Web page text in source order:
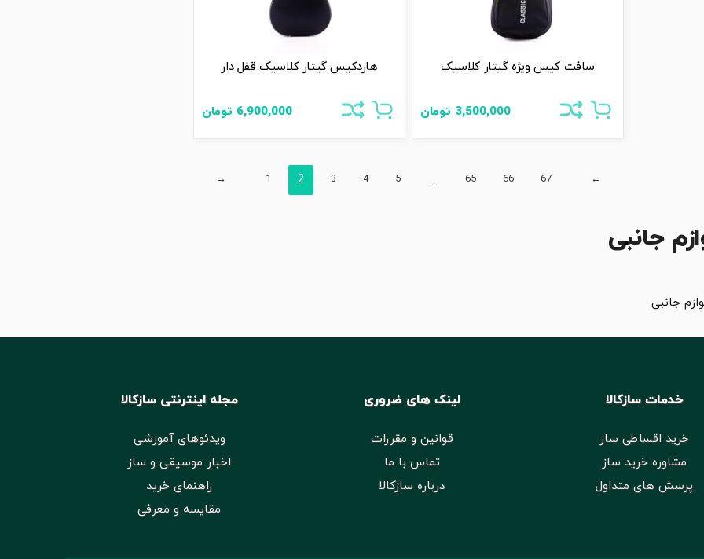
سافت کیس ویژه گیتار کلاسیک
3,500,000 تومان
هاردکیس گیتار کلاسیک قفل دار
6,900,000 تومان
→ 1 2 3 4 5 … 65 66 67 ←
جانبی
جانبی
خدمات سازکالا
خرید اقساطی ساز
مشاوره خرید ساز
پرسش های متداول
لینک های ضروری
قوانین و مقررات
تماس با ما
درباره سازکالا
مجله اینترنتی سازکالا
ویدئوهای آموزشی
اخبار موسیقی و ساز
راهنمای خرید
مقایسه و معرفی